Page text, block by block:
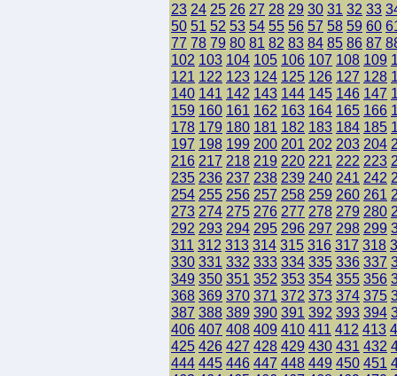
23 24 25 26 27 28 29 30 31 32 33
50 51 52 53 54 55 56 57 58 59 60
77 78 79 80 81 82 83 84 85 86 87
102 103 104 105 106 107 108 109
121 122 123 124 125 126 127 128
140 141 142 143 144 145 146 147
159 160 161 162 163 164 165 166
178 179 180 181 182 183 184 185
197 198 199 200 201 202 203 204
216 217 218 219 220 221 222 223
235 236 237 238 239 240 241 242
254 255 256 257 258 259 260 261
273 274 275 276 277 278 279 280
292 293 294 295 296 297 298 299
311 312 313 314 315 316 317 318
330 331 332 333 334 335 336 337
349 350 351 352 353 354 355 356
368 369 370 371 372 373 374 375
387 388 389 390 391 392 393 394
406 407 408 409 410 411 412 413
425 426 427 428 429 430 431 432
444 445 446 447 448 449 450 451